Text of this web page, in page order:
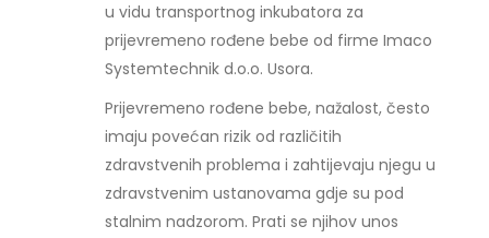
u vidu transportnog inkubatora za
prijevremeno rođene bebe od firme Imaco
Systemtechnik d.o.o. Usora.
Prijevremeno rođene bebe, nažalost, često
imaju povećan rizik od različitih
zdravstvenih problema i zahtijevaju njegu u
zdravstvenim ustanovama gdje su pod
stalnim nadzorom. Prati se njihov unos